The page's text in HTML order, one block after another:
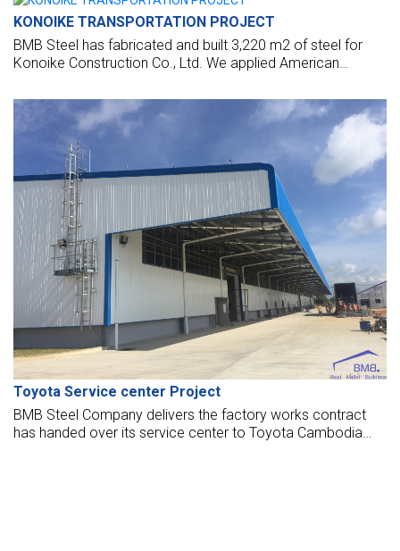
KONOIKE TRANSPORTATION PROJECT
BMB Steel has fabricated and built 3,220 m2 of steel for
Konoike Construction Co., Ltd. We applied American
Myanmar.
Toyota Service center Project
BMB Steel Company delivers the factory works contract
has handed over its service center to Toyota Cambodia